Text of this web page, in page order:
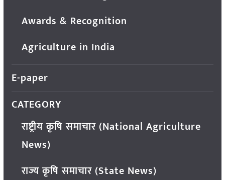
Awards & Recognition
Agriculture in India
E-paper
CATEGORY
राष्ट्रीय कृषि समाचार (National Agriculture
News)
राज्य कृषि समाचार (State News)